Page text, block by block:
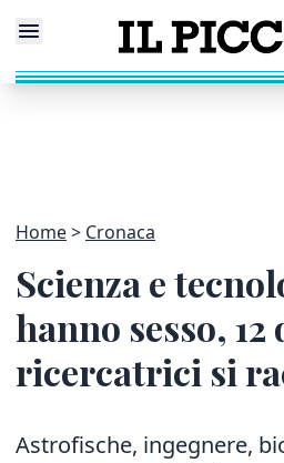
Home Cronaca
Scienza e
hanno sesso, 12
ricercatrici si
Astrofische, ingegnere,